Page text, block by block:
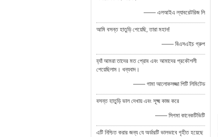
—— এলআইএ ল্যাবরেটরিজ লি
আমি বসন্ত হাতুড়ি পেয়েছি, তারা মহান!
—— বিএসএইচ গ্রুপ
হ্যাঁ আমরা তাদের মত প্রোব এবং আমাদের প্রকৌশলী
পেয়েছিলাম। ধন্যবাদ।
—— গামা আলোকসজ্জা পিটি লিমিটেড
বসন্ত হাতুড়ি ভাল দেখায় এবং সূক্ষ্ম কাজ করে
—— সিগমা কানেকটিভিটি
এটি নিশ্চিত করার জন্য যে অর্ডারটি ভালভাবে গৃহীত হয়েছে